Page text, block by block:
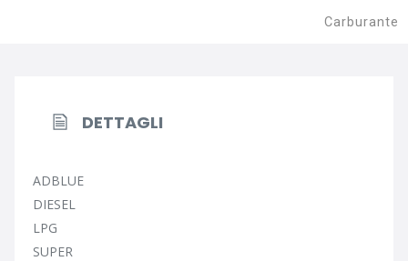
Carburante
DETTAGLI
ADBLUE
DIESEL
LPG
SUPER